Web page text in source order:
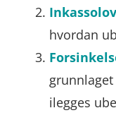
hvordan
ilegges